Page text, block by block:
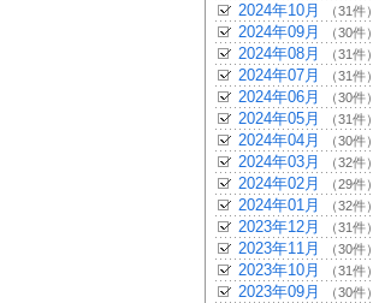
2024年10月 （31件）
2024年09月 （30件）
2024年08月 （31件）
2024年07月 （31件）
2024年06月 （30件）
2024年05月 （31件）
2024年04月 （30件）
2024年03月 （32件）
2024年02月 （29件）
2024年01月 （32件）
2023年12月 （31件）
2023年11月 （30件）
2023年10月 （31件）
2023年09月 （30件）